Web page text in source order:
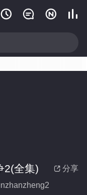
   
 分享
2(全集)